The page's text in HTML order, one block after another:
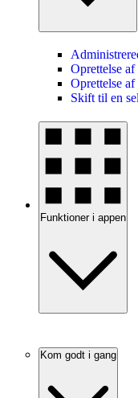
Oprettelse
Oprettelse
Skift til en
Funktioner i appen
Kom godt i gang